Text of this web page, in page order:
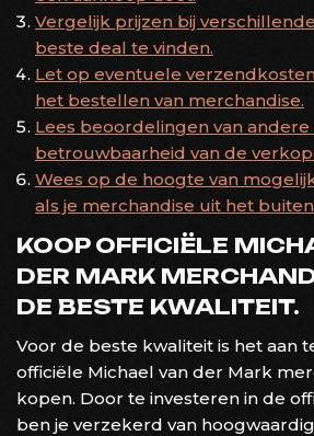
Vergelijk prijzen bij
beste deal te vinden.
Let op eventuele
het bestellen van merchandise.
Lees beoordelingen van
betrouwbaarheid van de
Wees op de hoogte van
als je merchandise uit het
KOOP OFFICIËLE
DER MARK
DE BESTE KWALITEIT.
Voor de beste kwaliteit is het aan
officiële Michael van der Mark
kopen. Door te investeren in de
ben je verzekerd van